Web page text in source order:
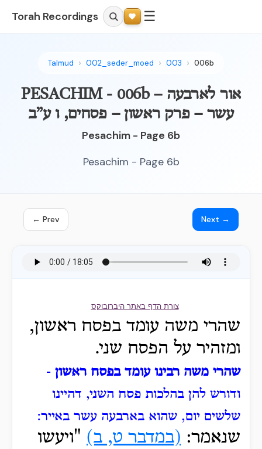
Torah Recordings ☰
Talmud 002_seder_moed 003 006b
PESACHIM - 006b – אור לארבעה
עשר – פרק ראשון – פסחים, ו ע”ב
Pesachim - Page 6b
Pesachim - Page 6b
← Prev Next →
צורת הדף באתר היברובוקס
שהרי משה עומד בפסח ראשון,
ומזהיר על הפסח שני.
שהרי משה רבינו עומד בפסח ראשון -
ודורש להן בהלכות פסח השני, דהיינו
שלשים יום, שהוא בארבעה עשר באייר:
שנאמר: (במדבר ט, ב) "ויעשו